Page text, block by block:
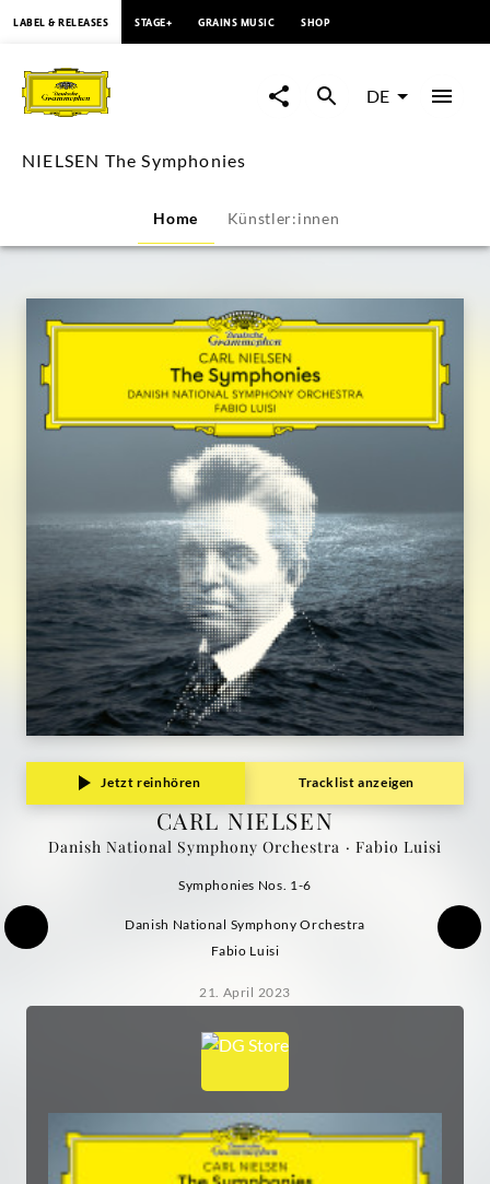
NIELSEN
The
Symphonies
Deutsche
Grammophon
LABEL & RELEASES STAGE+ GRAINS MUSIC SHOP
DE
NIELSEN The Symphonies
Home Künstler:innen
Jetzt reinhören Tracklist anzeigen
CARL NIELSEN
Danish National Symphony Orchestra · Fabio Luisi
Symphonies Nos. 1-6
Danish National Symphony Orchestra
Fabio Luisi
21. April 2023